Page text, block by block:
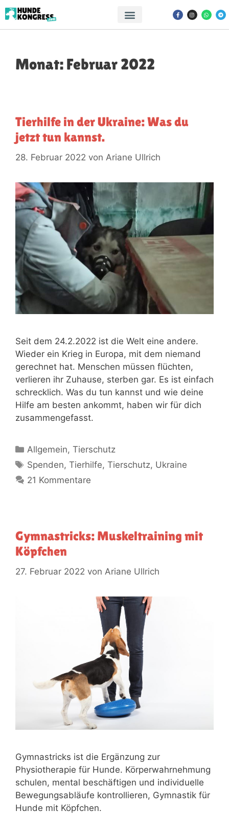
Monat: Februar 2022
Tierhilfe in der Ukraine: Was du
jetzt tun kannst.
28. Februar 2022 von Ariane Ullrich
Seit dem 24.2.2022 ist die Welt eine andere.
Wieder ein Krieg in Europa, mit dem niemand
gerechnet hat. Menschen müssen flüchten,
verlieren ihr Zuhause, sterben gar. Es ist einfach
schrecklich. Was du tun kannst und wie deine
Hilfe am besten ankommt, haben wir für dich
zusammengefasst.
Allgemein,Tierschutz
Spenden,Tierhilfe,Tierschutz, Ukraine
21 Kommentare
Gymnastricks: Muskeltraining mit
Köpfchen
27. Februar 2022 von Ariane Ullrich
Gymnastricks ist die Ergänzung zur
Physiotherapie für Hunde. Körperwahrnehmung
schulen, mental beschäftigen und individuelle
Bewegungsabläufe kontrollieren, Gymnastik für
Hunde mit Köpfchen.